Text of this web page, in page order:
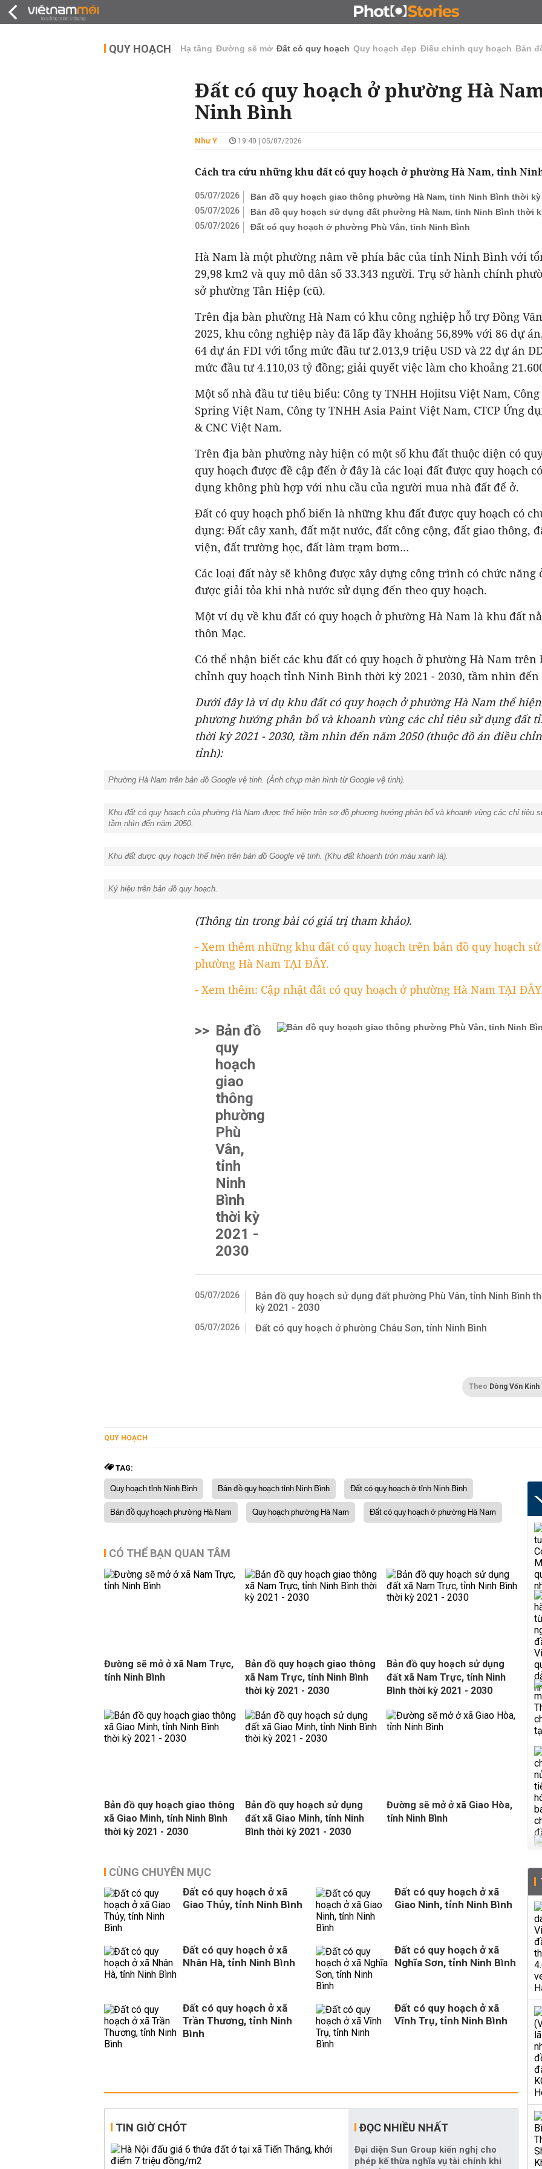
ĐẤU GIÁ - ĐẤU THẦU KINH DOANH
QUY HOẠCH Hạ tầng Đường sẽ mở Đất có quy hoạch Quy hoạch đẹp Điều chỉnh quy hoạch Bản
Đất có quy hoạch ở phường Hà
Ninh Bình
Như Ý 19:40 | 05/07/2026
Cách tra cứu những khu đất có quy hoạch ở phường Hà Nam, tỉnh
05/07/2026
Bản đồ quy hoạch giao thông phường Hà Nam, tỉnh Ninh Bình thời kỳ
05/07/2026
Bản đồ quy hoạch sử dụng đất phường Hà Nam, tỉnh Ninh Bình thời
05/07/2026
Đất có quy hoạch ở phường Phù Vân, tỉnh Ninh Bình
Hà Nam là một phường nằm về phía bắc của tỉnh Ninh Bình với
29,98 km2 và quy mô dân số 33.343 người. Trụ sở hành chính
sở phường Tân Hiệp (cũ).
Trên địa bàn phường Hà Nam có khu công nghiệp hỗ trợ Đồng
2025, khu công nghiệp này đã lấp đầy khoảng 56,89% với 86 dự
64 dự án FDI với tổng mức đầu tư 2.013,9 triệu USD và 22 dự án
mức đầu tư 4.110,03 tỷ đồng; giải quyết việc làm cho khoảng
Một số nhà đầu tư tiêu biểu: Công ty TNHH Hojitsu Việt Nam,
Spring Việt Nam, Công ty TNHH Asia Paint Việt Nam, CTCP Ứng
& CNC Việt Nam.
Trên địa bàn phường này hiện có một số khu đất thuộc diện có
quy hoạch được đề cập đến ở đây là các loại đất được quy hoạch
dụng không phù hợp với nhu cầu của người mua nhà đất để ở.
Đất có quy hoạch phổ biến là những khu đất được quy hoạch có
dụng: Đất cây xanh, đất mặt nước, đất công cộng, đất giao thông,
viện, đất trường học, đất làm trạm bơm…
Các loại đất này sẽ không được xây dựng công trình có chức năng
được giải tỏa khi nhà nước sử dụng đến theo quy hoạch.
Một ví dụ về khu đất có quy hoạch ở phường Hà Nam là khu đất
thôn Mạc.
Có thể nhận biết các khu đất có quy hoạch ở phường Hà Nam trên
chỉnh quy hoạch tỉnh Ninh Bình thời kỳ 2021 - 2030, tầm nhìn đến
Dưới đây là ví dụ khu đất có quy hoạch ở phường Hà Nam thể
phương hướng phân bổ và khoanh vùng các chỉ tiêu sử dụngđất
thời kỳ 2021 - 2030, tầm nhìn đến năm 2050 (thuộc đồ án điều
tỉnh):
Phường Hà Nam trên bản đồ Google vệ tinh. (Ảnh chụp màn hình từ Google vệ tinh).
Khu đất có quy hoạch của phường Hà Nam được thể hiện trên sơ đồ phương hướng phân bổ và khoanh vùng các chỉ tiêu
tầm nhìn đến năm 2050.
Khu đất được quy hoạch thể hiện trên bản đồ Google vệ tinh. (Khu đất khoanh tròn màu xanh lá).
Ký hiệu trên bản đồ quy hoạch.
(Thông tin trong bài có giá trị tham khảo).
- Xem thêm những khu đất có quy hoạch trên bản đồ quy hoạch
phường Hà Nam TẠI ĐÂY.
- Xem thêm: Cập nhật đất có quy hoạch ở phường Hà Nam TẠI
>> Bản đồ
quy
hoạch
giao
thông
phường
Phù
Vân,
tỉnh
Ninh
Bình
thời kỳ
2021 -
2030
05/07/2026
Bản đồ quy hoạch sử dụng đất phường Phù Vân, tỉnh Ninh Bình
kỳ 2021 - 2030
05/07/2026 Đất có quy hoạch ở phường Châu Sơn, tỉnh Ninh Bình
Theo Dòng Vốn Kinh
QUY HOẠCH
TAG:
Quy hoạch tỉnh Ninh Bình Bản đồ quy hoạch tỉnh Ninh Bình
Đất có quy hoạch ở tỉnh Ninh Bình
Bản đồ quy hoạch phường Hà Nam
Quy hoạch phường Hà Nam Đất có quy hoạch ở phường Hà Nam
CÓ THỂ BẠN QUAN TÂM
Đường sẽ mở ở xã Nam Trực,
tỉnh Ninh Bình
Bản đồ quy hoạch giao thông
xã Nam Trực, tỉnh Ninh Bình
thời kỳ 2021 - 2030
Bản đồ quy hoạch sử dụng
đất xã Nam Trực, tỉnh Ninh
Bình thời kỳ 2021 - 2030
Bản đồ quy hoạch giao thông
xã Giao Minh, tỉnh Ninh Bình
thời kỳ 2021 - 2030
Bản đồ quy hoạch sử dụng
đất xã Giao Minh, tỉnh Ninh
Bình thời kỳ 2021 - 2030
Đường sẽ mở ở xã Giao Hòa,
tỉnh Ninh Bình
CÙNG CHUYÊN MỤC
Đất có quy hoạch ở xã
Giao Thủy, tỉnh Ninh Bình
Đất có quy hoạch ở xã
Giao Ninh, tỉnh Ninh Bình
Đất có quy hoạch ở xã
Nhân Hà, tỉnh Ninh Bình
Đất có quy hoạch ở xã
Nghĩa Sơn, tỉnh Ninh Bình
Đất có quy hoạch ở xã
Trần Thương, tỉnh Ninh
Bình
Đất có quy hoạch ở xã
Vĩnh Trụ, tỉnh Ninh Bình
TIN GIỜ CHÓT ĐỌC NHIỀU NHẤT
Đại diện Sun Group kiến nghị cho
phép kế thừa nghĩa vụ tài chính khi